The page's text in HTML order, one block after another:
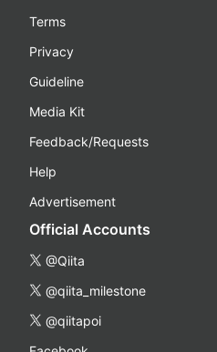
Terms
Privacy
Guideline
Media Kit
Feedback/Requests
Help
Advertisement
Official Accounts
@Qiita
@qiita_milestone
@qiitapoi